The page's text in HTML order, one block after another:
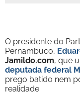
O presidente do
Pernambuco,
Jamildo.com, que
deputada federal
prego batido nem
realidade.